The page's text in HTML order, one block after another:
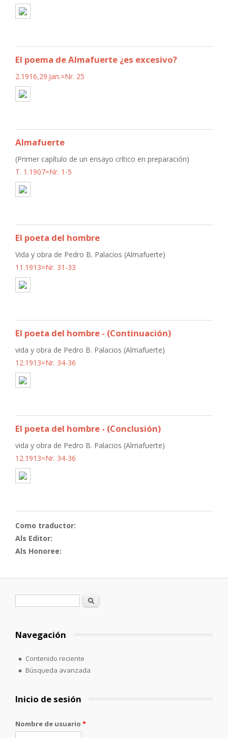
El poema de Almafuerte ¿es excesivo?
2.1916,29.Jan.=Nr. 25
Almafuerte
(Primer capítulo de un ensayo crítico en preparación)
T. 1.1907=Nr. 1-5
El poeta del hombre
Vida y obra de Pedro B. Palacios (Almafuerte)
11.1913=Nr. 31-33
El poeta del hombre - (Continuación)
vida y obra de Pedro B. Palacios (Almafuerte)
12.1913=Nr. 34-36
El poeta del hombre - (Conclusión)
vida y obra de Pedro B. Palacios (Almafuerte)
12.1913=Nr. 34-36
Como traductor:
Als Editor:
Als Honoree:
Formulario de búsqueda
Buscar
Navegación
Contenido reciente
Búsqueda avanzada
Inicio de sesión
Nombre de usuario *